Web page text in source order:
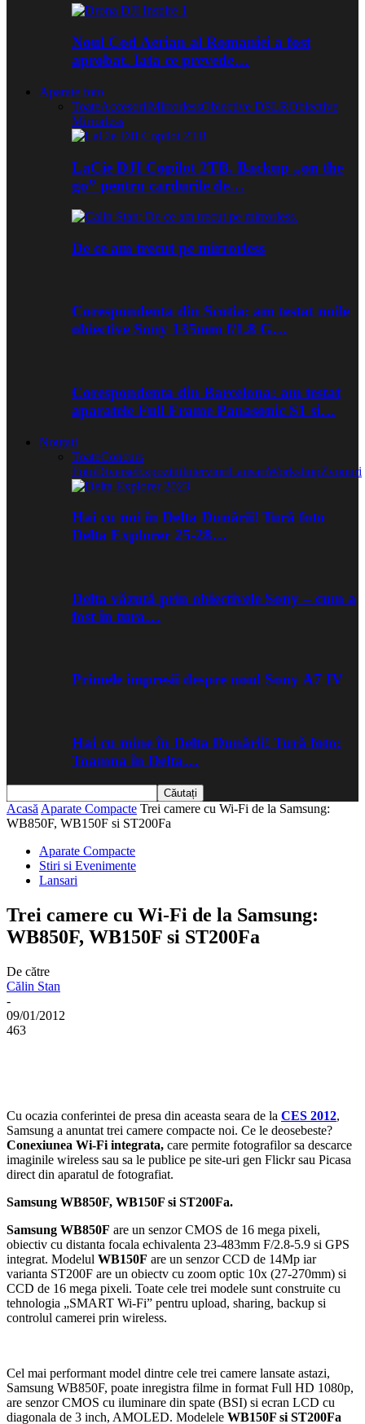
Noul Cod Aerian al Romaniei a fost
aprobat. Iata ce prevede…
Aparate foto
ToateAccesoriiMirrorlessObiective DSLRObiective
Mirrorless
LaCie DJI Copilot 2TB. Backup „on the
go” pentru cardurile de…
De ce am trecut pe mirrorless
Corespondenta din Scotia: am testat noile
obiective Sony 135mm f/1.8 G…
Corespondenta din Barcelona: am testat
aparatele Full Frame Panasonic S1 si…
Noutati
ToateConcurs
FotoDiverseExpozitiiInterviuriLansariWorkshopZvonuri
Hai cu noi în Delta Dunării! Tură foto
Delta Explorer 25-28…
Delta văzută prin obiectivele Sony – cum a
fost în tura…
Primele impresii despre noul Sony A7 IV
Hai cu mine în Delta Dunării! Tură foto:
Toamna în Delta…
Acasă Aparate Compacte Trei camere cu Wi-Fi de la Samsung:
WB850F, WB150F si ST200Fa
Aparate Compacte
Stiri si Evenimente
Lansari
Trei camere cu Wi-Fi de la Samsung:
WB850F, WB150F si ST200Fa
De către
Călin Stan
-
09/01/2012
463
Cu ocazia conferintei de presa din aceasta seara de la CES 2012,
Samsung a anuntat trei camere compacte noi. Ce le deosebeste?
Conexiunea Wi-Fi integrata, care permite fotografilor sa descarce
imaginile wireless sau sa le publice pe site-uri gen Flickr sau Picasa
direct din aparatul de fotografiat.
Samsung WB850F, WB150F si ST200Fa.
Samsung WB850F are un senzor CMOS de 16 mega pixeli,
obiectiv cu distanta focala echivalenta 23-483mm F/2.8-5.9 si GPS
integrat. Modelul WB150F are un senzor CCD de 14Mp iar
varianta ST200F are un obiectv cu zoom optic 10x (27-270mm) si
CCD de 16 mega pixeli. Toate cele trei modele sunt construite cu
tehnologia „SMART Wi-Fi” pentru upload, sharing, backup si
controlul camerei prin wireless.
Cel mai performant model dintre cele trei camere lansate astazi,
Samsung WB850F, poate inregistra filme in format Full HD 1080p,
are senzor CMOS cu iluminare din spate (BSI) si ecran LCD cu
diagonala de 3 inch, AMOLED. Modelele WB150F si ST200Fa